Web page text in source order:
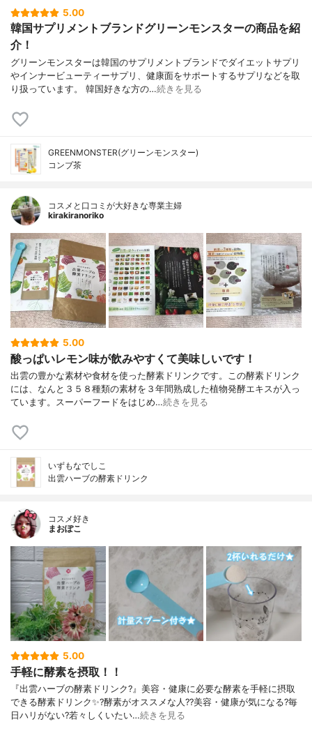
5.00
韓国サプリメントブランドグリーンモンスターの商品を紹
介！
グリーンモンスターは韓国のサプリメントブランドでダイエットサプリ
やインナービューティーサプリ、健康面をサポートするサプリなどを取
り扱っています。 韓国好きな方の…続きを見る
GREENMONSTER(グリーンモンスター)
コンブ茶
コスメと口コミが大好きな専業主婦
kirakiranoriko
5.00
酸っぱいレモン味が飲みやすくて美味しいです！
出雲の豊かな素材や食材を使った酵素ドリンクです。この酵素ドリンク
には、なんと３５８種類の素材を３年間熟成した植物発酵エキスが入っ
ています。スーパーフードをはじめ…続きを見る
いずもなでしこ
出雲ハーブの酵素ドリンク
コスメ好き
まおぽこ
5.00
手軽に酵素を摂取！！
『出雲ハーブの酵素ドリンク?』美容・健康に必要な酵素を手軽に摂取
できる酵素ドリンク✨?酵素がオススメな人??美容・健康が気になる?毎
日ハリがない?若々しくいたい…続きを見る